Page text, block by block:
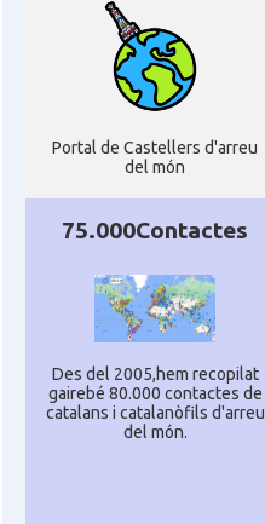
Portal de Castellers d'arreu
del món
75.000Contactes
Des del 2005,hem recopilat
gairebé 80.000 contactes de
catalans i catalanòfils d'arreu
del món.